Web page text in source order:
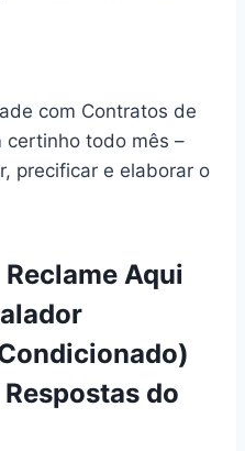
com Contratos de
certinho todo mês –
precificar e elaborar o
Aqui
do